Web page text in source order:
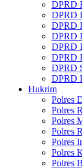
DPRD
DPRD
DPRD
DPRD
DPRD
DPRD
DPRD
DPRD
Hukrim
Polres
Polres
Polres
Polres
Polres
Polres
Polres